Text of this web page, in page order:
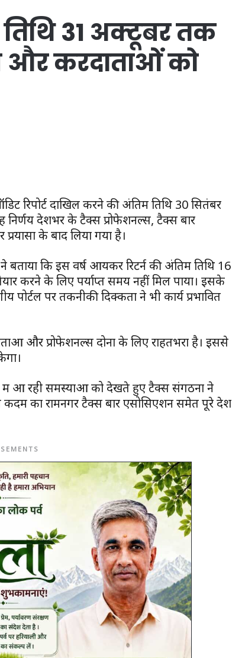
31 अक्टूबर तक
और करदाताओं को
रिपोर्ट दाखिल करने की अंतिम तिथि 30 सितंबर
देशभर के टैक्स प्रोफेशनल्स, टैक्स बार
के बाद लिया गया है।
कि इस वर्ष आयकर रिटर्न की अंतिम तिथि 16
करने के लिए पर्याप्त समय नहीं मिल पाया। इसके
पर तकनीकी दिक्कतों ने भी कार्य प्रभावित
और प्रोफेशनल्स दोनों के लिए राहतभरा है। इससे
आ रही समस्याओं को देखते हुए टैक्स संगठनों ने
का रामनगर टैक्स बार एसोसिएशन समेत पूरे देश